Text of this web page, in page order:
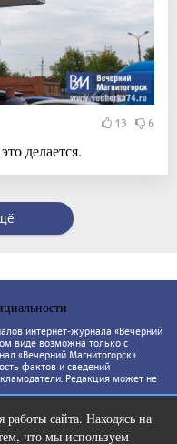
13 6
делается.
интернет-журнала «Вечерний
виде возможна только с
«Вечерний Магнитогорск»
фактов и сведений
Редакция может не
сайта. Находясь на
что мы используем
оставит вас без